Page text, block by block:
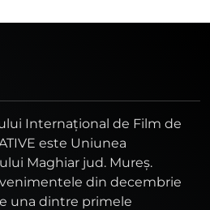
Internaţional de Film de
este Uniunea
Maghiar jud. Mureş.
din decembrie
una dintre primele